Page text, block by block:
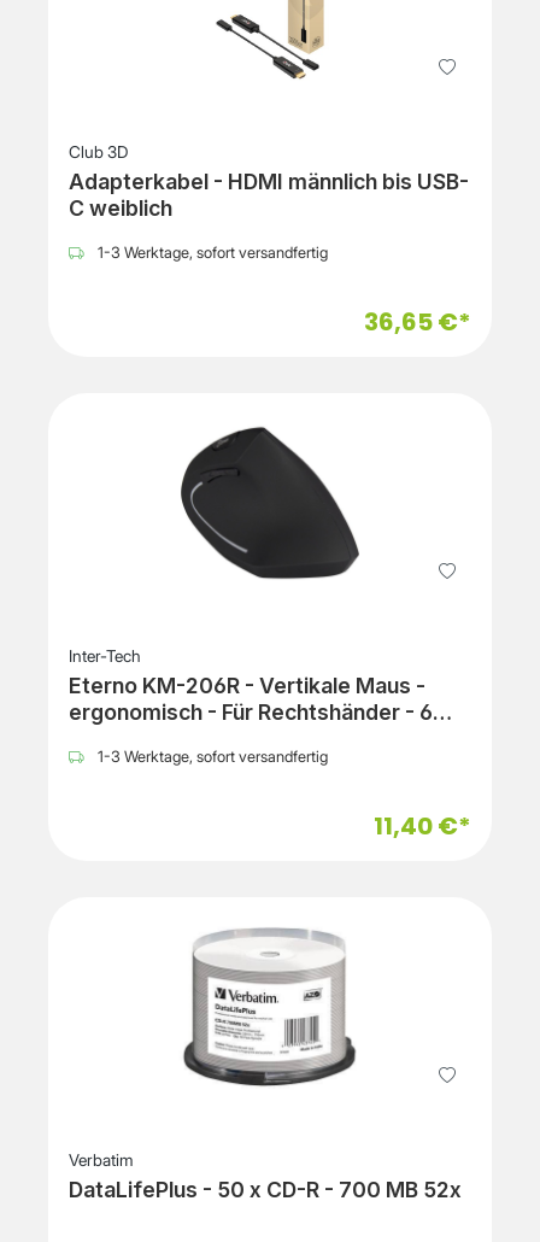
Club 3D
Adapterkabel - HDMI männlich bis USB-
C weiblich
1-3 Werktage, sofort versandfertig
36,65 €*
Inter-Tech
Eterno KM-206R - Vertikale Maus -
ergonomisch - Für Rechtshänder - 6
kabelloser Empfänger (USB)
1-3 Werktage, sofort versandfertig
11,40 €*
Verbatim
DataLifePlus - 50 x CD-R - 700 MB 52x